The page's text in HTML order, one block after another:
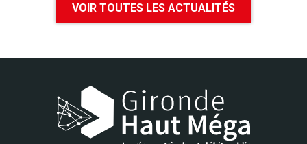
VOIR TOUTES LES ACTUALITÉS